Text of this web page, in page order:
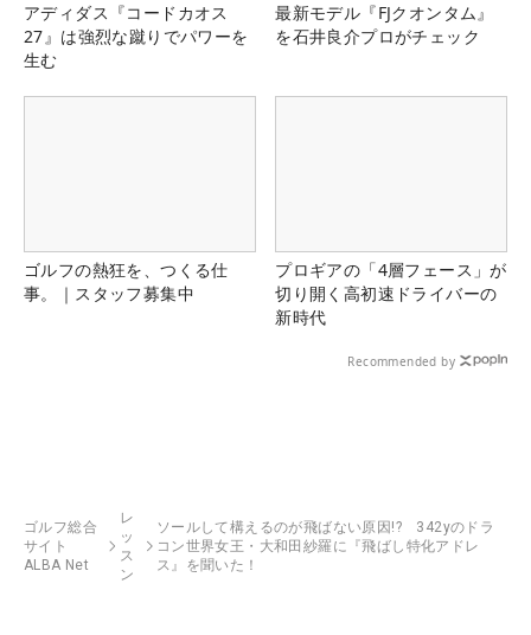
アディダス『コードカオス
27』は強烈な蹴りでパワーを
生む
最新モデル『FJクオンタム』
を石井良介プロがチェック
ゴルフの熱狂を、つくる仕
事。｜スタッフ募集中
プロギアの「4層フェース」が
切り開く高初速ドライバーの
新時代
Recommended by
ゴルフ総合
サイト
ALBA Net
レ
ッ
ス
ン
ソールして構えるのが飛ばない原因!? 342yのドラ
コン世界女王・大和田紗羅に『飛ばし特化アドレ
ス』を聞いた！